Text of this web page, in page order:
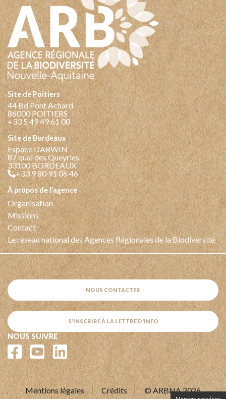
Site de Poitiers
44 Bd Pont Achard
86000 POITIERS
+33 5 49 49 61 00
Site de Bordeaux
Espace DARWIN
87 quai des Queyries
33100 BORDEAUX
+33 9 80 91 06 46
à propos de l’agence
Organisation
Missions
Contact
Le réseau national des Agences Régionales de la Biodiversité
NOUS CONTACTER
S'INSCRIRE À LA LETTRE D'INFO
NOUS SUIVRE
Mentions légales Crédits © ARBNA 2026